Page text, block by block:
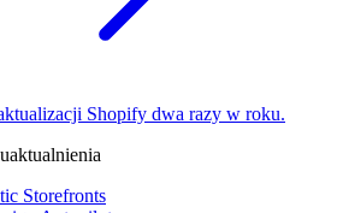
Shopify dwa razy w roku.
Storefronts